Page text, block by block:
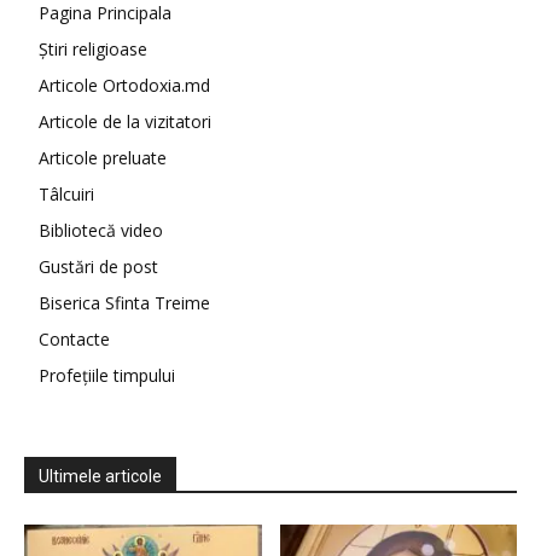
Pagina Principala
Știri religioase
Articole Ortodoxia.md
Articole de la vizitatori
Articole preluate
Tâlcuiri
Bibliotecă video
Gustări de post
Biserica Sfinta Treime
Contacte
Profețiile timpului
Ultimele articole